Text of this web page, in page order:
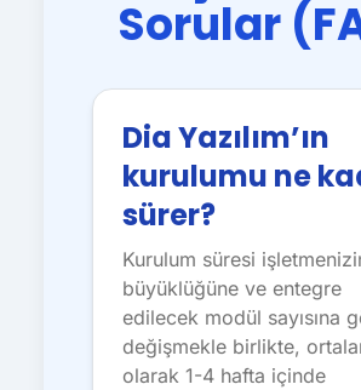
Sorular
Dia Yazılım’ın
kurulumu ne
sürer?
Kurulum süresi
büyüklüğüne ve entegre
edilecek modül sayısına
değişmekle birlikte,
olarak 1-4 hafta içinde